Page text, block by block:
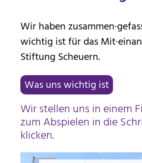
Wir haben
wichtig ist für das
Stiftung Scheuern.
Was uns wichtig ist
Wir stellen uns in einem
zum Abspielen in die
klicken.